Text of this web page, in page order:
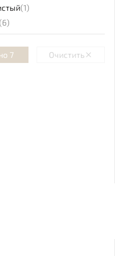
(1)
(6)
7 Очистить